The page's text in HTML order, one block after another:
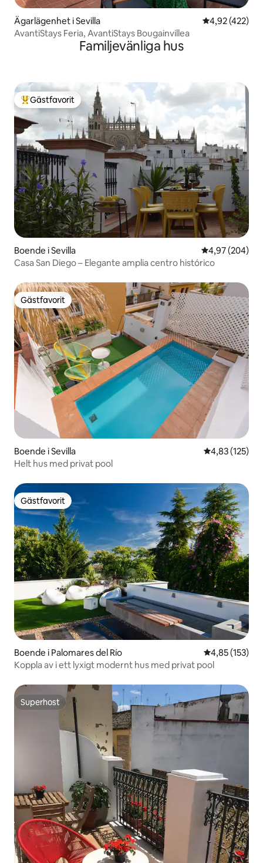
Ägarlägenhet i Sevilla 4,92 av 5 i
4,92 (422)
AvantiStays Feria, AvantiStays Bougainvillea
Familjevänliga hus
Populär gästfavorit
Gästfavorit
Boende i Sevilla 4,97 av 5 i
4,97 (204)
Casa San Diego – Elegante amplia centro histórico
Gästfavorit
Gästfavorit
Boende i Sevilla 4,83 av 5 i
4,83 (125)
Helt hus med privat pool
Gästfavorit
Gästfavorit
Boende i Palomares del Río 4,85 av 5 i
4,85 (153)
Koppla av i ett lyxigt modernt hus med privat pool
Superhost
Superhost